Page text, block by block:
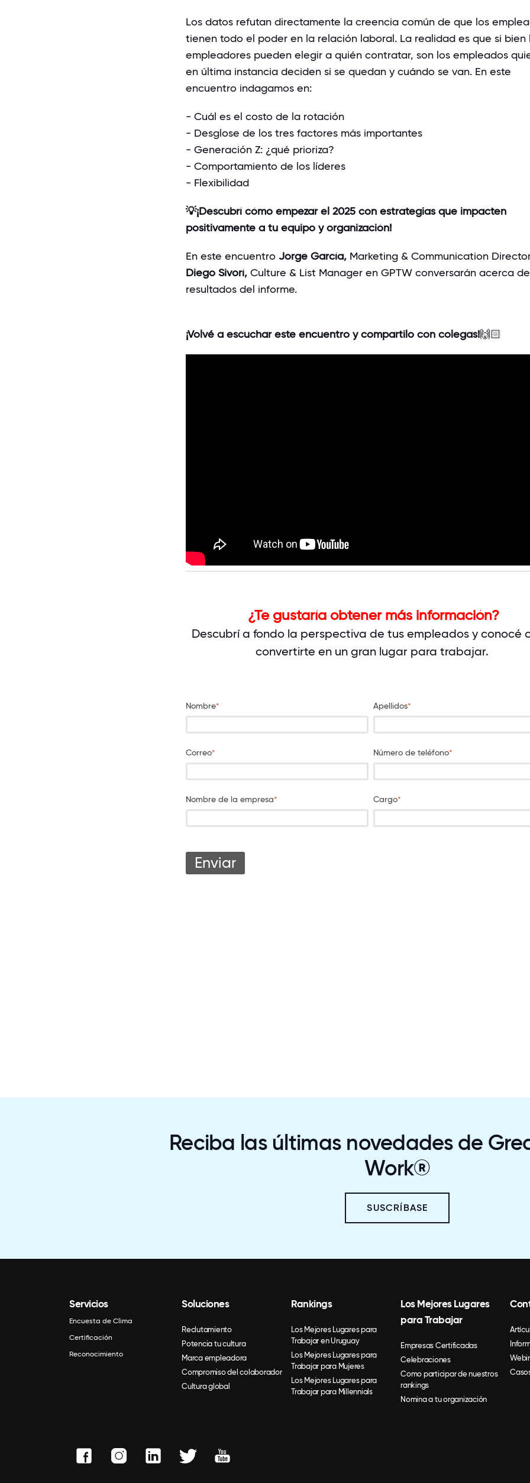
Los datos refutan directamente la creencia común de que los
tienen todo el poder en la relación laboral. La realidad es que si bien
empleadores pueden elegir a quién contratar, son los empleados
en última instancia deciden si se quedan y cuándo se van. En este
encuentro indagamos en:
- Cuál es el costo de la rotación
- Desglose de los tres factores más importantes
- Generación Z: ¿qué prioriza?
- Comportamiento de los líderes
- Flexibilidad
💡¡Descubrí cómo empezar el 2025 con estrategias que impacten
positivamente a tu equipo y organización!
En este encuentro Jorge García, Marketing & Communication
Diego Sivorí, Culture & List Manager en GPTW conversarán acerca
resultados del informe.
¡Volvé a escuchar este encuentro y compartilo con colegas!🙌🏻
¿Te gustaría obtener más información?
Descubrí a fondo la perspectiva de tus empleados y conocé
convertirte en un gran lugar para trabajar.
Nombre* Apellidos*
Correo* Número de teléfono*
Nombre de la empresa* Cargo*
Reciba las últimas novedades de
Work®
SUSCRÍBASE
Servicios
Encuesta de Clima
Certificación
Reconocimiento
Soluciones
Reclutamiento
Potencia tu cultura
Marca empleadora
Compromiso del colaborador
Cultura global
Rankings
Los Mejores Lugares para
Trabajar en Uruguay
Los Mejores Lugares para
Trabajar para Mujeres
Los Mejores Lugares para
Trabajar para Millennials
Los Mejores Lugares
para Trabajar
Empresas Certificadas
Celebraciones
Como participar de nuestros
rankings
Nomina a tu organización